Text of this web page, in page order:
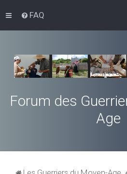
FAQ
Forum des
Age